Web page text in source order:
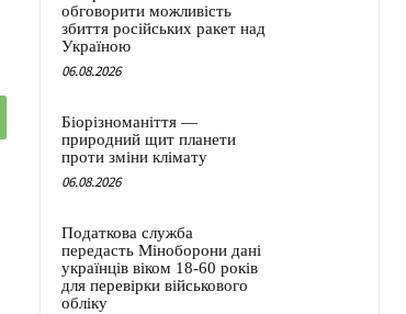
обговорити можливість
збиття російських ракет над
Україною
06.08.2026
Біорізноманіття —
природний щит планети
проти зміни клімату
06.08.2026
Податкова служба
передасть Міноборони дані
українців віком 18-60 років
для перевірки військового
обліку